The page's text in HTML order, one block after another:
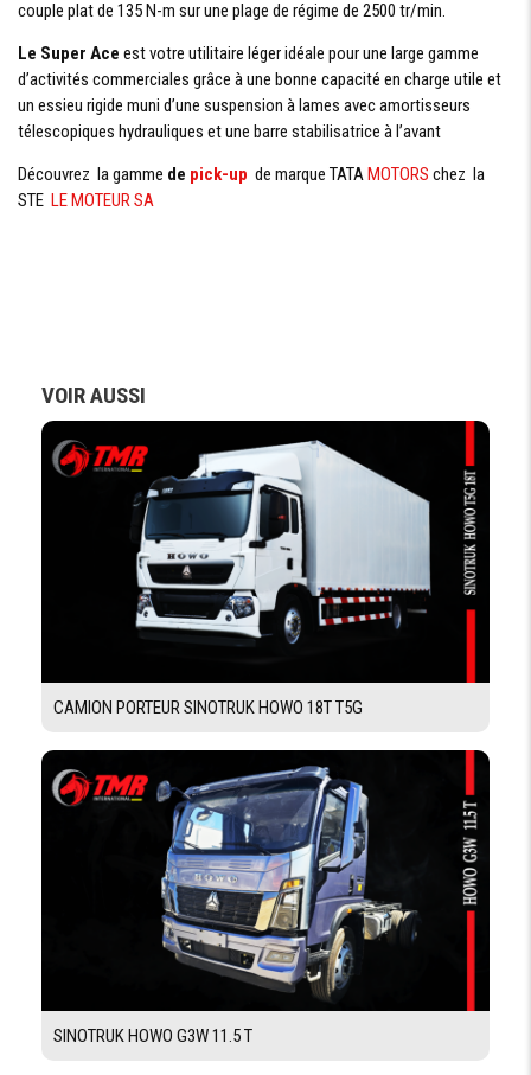
ÉLÉCTRIQUE
AUDIO
PARE CHOCS
ARRIÈRE
TOUT
HAUTEUR
HORS TOUT
Demande De Devis
Demande Financement
couple plat de 135 N-m sur une plage de régime de 2500 tr/min.
Le Super Ace est votre utilitaire léger idéale pour une large gamme
d’activités commerciales grâce à une bonne capacité en charge utile et
un essieu rigide muni d’une suspension à lames avec amortisseurs
télescopiques hydrauliques et une barre stabilisatrice à l’avant
Découvrez la gamme de pick-up de marque TATAMOTORS chez la
STE LE MOTEUR SA
VOIR AUSSI
CAMION PORTEUR SINOTRUK HOWO 18T T5G
SINOTRUK HOWO G3W 11.5 T